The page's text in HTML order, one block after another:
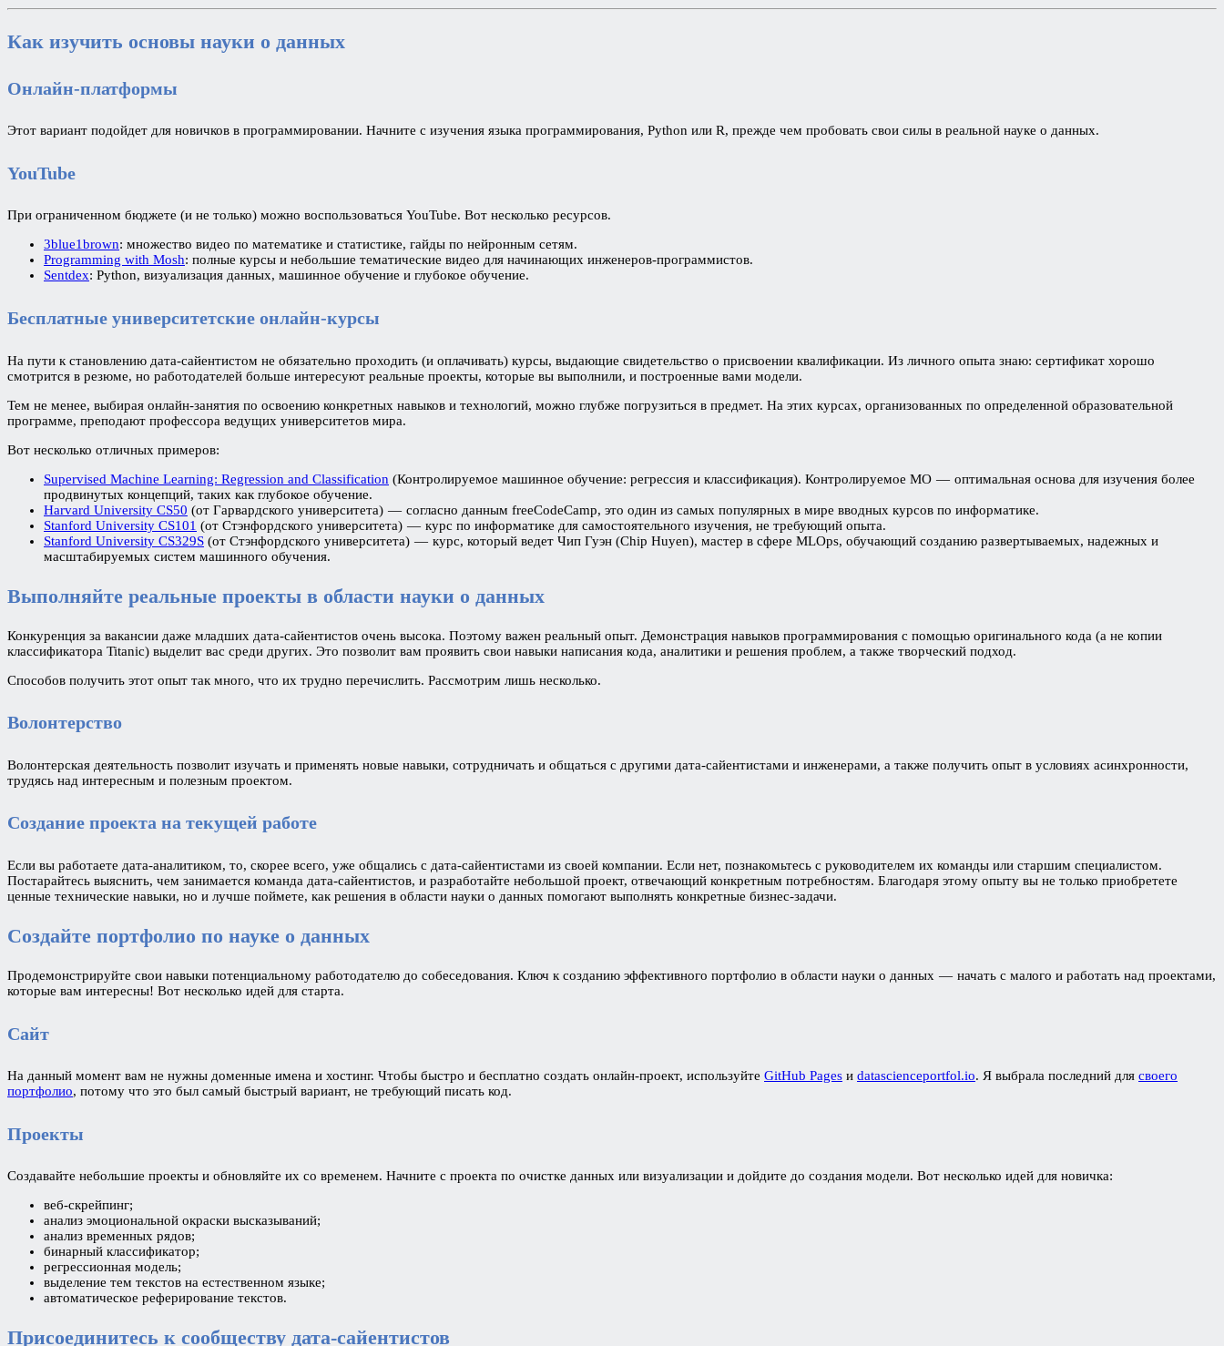
Как изучить основы науки о данных
Онлайн-платформы
Этот вариант подойдет для новичков в программировании. Начните с изучения языка программирования, Python или R, прежде чем пробовать свои силы в реальной науке о данных.
YouTube
При ограниченном бюджете (и не только) можно воспользоваться YouTube. Вот несколько ресурсов.
3blue1brown: множество видео по математике и статистике, гайды по нейронным сетям.
Programming with Mosh: полные курсы и небольшие тематические видео для начинающих инженеров-программистов.
Sentdex: Python, визуализация данных, машинное обучение и глубокое обучение.
Бесплатные университетские онлайн-курсы
На пути к становлению дата-сайентистом не обязательно проходить (и оплачивать) курсы, выдающие свидетельство о присвоении квалификации. Из личного опыта знаю: сертификат хорошо
смотрится в резюме, но работодателей больше интересуют реальные проекты, которые вы выполнили, и построенные вами модели.
Тем не менее, выбирая онлайн-занятия по освоению конкретных навыков и технологий, можно глубже погрузиться в предмет. На этих курсах, организованных по определенной образовательной
программе, преподают профессора ведущих университетов мира.
Вот несколько отличных примеров:
Supervised Machine Learning: Regression and Classification (Контролируемое машинное обучение: регрессия и классификация). Контролируемое МО — оптимальная основа для изучения более
продвинутых концепций, таких как глубокое обучение.
Harvard University CS50 (от Гарвардского университета) — согласно данным freeCodeCamp, это один из самых популярных в мире вводных курсов по информатике.
Stanford University CS101 (от Стэнфордского университета) — курс по информатике для самостоятельного изучения, не требующий опыта.
Stanford University CS329S (от Стэнфордского университета) — курс, который ведет Чип Гуэн (Chip Huyen), мастер в сфере MLOps, обучающий созданию развертываемых, надежных и
масштабируемых систем машинного обучения.
Выполняйте реальные проекты в области науки о данных
Конкуренция за вакансии даже младших дата-сайентистов очень высока. Поэтому важен реальный опыт. Демонстрация навыков программирования с помощью оригинального кода (а не копии
классификатора Titanic) выделит вас среди других. Это позволит вам проявить свои навыки написания кода, аналитики и решения проблем, а также творческий подход.
Способов получить этот опыт так много, что их трудно перечислить. Рассмотрим лишь несколько.
Волонтерство
Волонтерская деятельность позволит изучать и применять новые навыки, сотрудничать и общаться с другими дата-сайентистами и инженерами, а также получить опыт в условиях асинхронности,
трудясь над интересным и полезным проектом.
Создание проекта на текущей работе
Если вы работаете дата-аналитиком, то, скорее всего, уже общались с дата-сайентистами из своей компании. Если нет, познакомьтесь с руководителем их команды или старшим специалистом.
Постарайтесь выяснить, чем занимается команда дата-сайентистов, и разработайте небольшой проект, отвечающий конкретным потребностям. Благодаря этому опыту вы не только приобретете
ценные технические навыки, но и лучше поймете, как решения в области науки о данных помогают выполнять конкретные бизнес-задачи.
Создайте портфолио по науке о данных
Продемонстрируйте свои навыки потенциальному работодателю до собеседования. Ключ к созданию эффективного портфолио в области науки о данных — начать с малого и работать над проектами,
которые вам интересны! Вот несколько идей для старта.
Сайт
На данный момент вам не нужны доменные имена и хостинг. Чтобы быстро и бесплатно создать онлайн-проект, используйте GitHub Pages и datascienceportfol.io. Я выбрала последний для своего
портфолио, потому что это был самый быстрый вариант, не требующий писать код.
Проекты
Создавайте небольшие проекты и обновляйте их со временем. Начните с проекта по очистке данных или визуализации и дойдите до создания модели. Вот несколько идей для новичка:
веб-скрейпинг;
анализ эмоциональной окраски высказываний;
анализ временных рядов;
бинарный классификатор;
регрессионная модель;
выделение тем текстов на естественном языке;
автоматическое реферирование текстов.
Присоединитесь к сообществу дата-сайентистов